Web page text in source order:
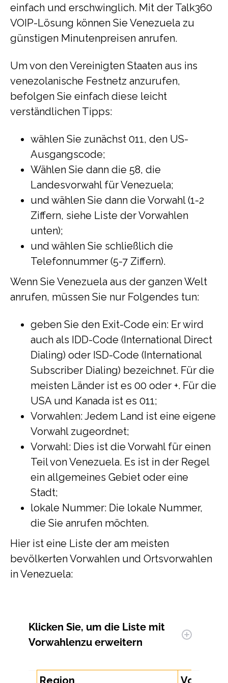
einfach und erschwinglich. Mit der Talk360
VOIP-Lösung können Sie Venezuela zu
günstigen Minutenpreisen anrufen.
Um von den Vereinigten Staaten aus ins
venezolanische Festnetz anzurufen,
befolgen Sie einfach diese leicht
verständlichen Tipps:
wählen Sie zunächst 011, den US-
Ausgangscode;
Wählen Sie dann die 58, die
Landesvorwahl für Venezuela;
und wählen Sie dann die Vorwahl (1-2
Ziffern, siehe Liste der Vorwahlen
unten);
und wählen Sie schließlich die
Telefonnummer (5-7 Ziffern).
Wenn Sie Venezuela aus der ganzen Welt
anrufen, müssen Sie nur Folgendes tun:
geben Sie den Exit-Code ein: Er wird
auch als IDD-Code (International Direct
Dialing) oder ISD-Code (International
Subscriber Dialing) bezeichnet. Für die
meisten Länder ist es 00 oder +. Für die
USA und Kanada ist es 011;
Vorwahlen: Jedem Land ist eine eigene
Vorwahl zugeordnet;
Vorwahl: Dies ist die Vorwahl für einen
Teil von Venezuela. Es ist in der Regel
ein allgemeines Gebiet oder eine
Stadt;
lokale Nummer: Die lokale Nummer,
die Sie anrufen möchten.
Hier ist eine Liste der am meisten
bevölkerten Vorwahlen und Ortsvorwahlen
in Venezuela:
Klicken Sie, um die Liste mit
Vorwahlenzu erweitern
Region Vorwahl